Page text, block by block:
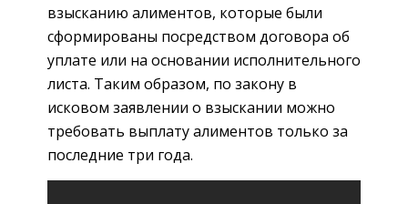
взысканию алиментов, которые были
сформированы посредством договора об
уплате или на основании исполнительного
листа. Таким образом, по закону в
исковом заявлении о взыскании можно
требовать выплату алиментов только за
последние три года.